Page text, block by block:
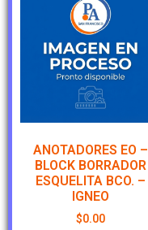
ANOTADORES EO –
BLOCK BORRADOR
ESQUELITA BCO. –
IGNEO
$0.00